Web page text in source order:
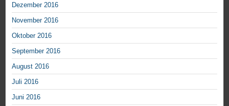
Dezember 2016
November 2016
Oktober 2016
September 2016
August 2016
Juli 2016
Juni 2016